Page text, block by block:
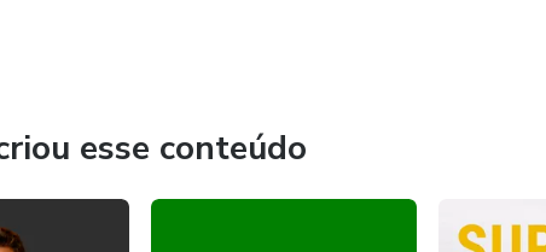
esse conteúdo